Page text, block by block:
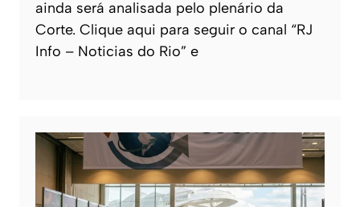
ainda será analisada pelo plenário da
Corte. Clique aqui para seguir o canal “RJ
Info – Noticias do Rio” e